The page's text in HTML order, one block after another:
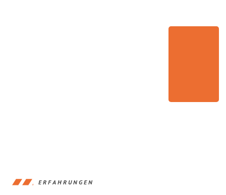
ERFAHRUNGEN